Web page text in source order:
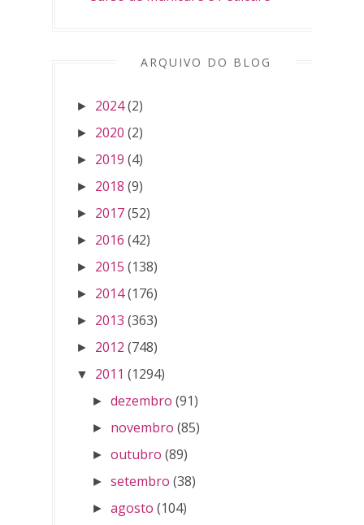
ARQUIVO DO BLOG
► 2024(2)
► 2020 (2)
► 2019 (4)
► 2018 (9)
► 2017(52)
► 2016 (42)
► 2015 (138)
► 2014(176)
► 2013 (363)
► 2012 (748)
▼ 2011 (1294)
►dezembro (91)
► novembro (85)
►outubro (89)
►setembro (38)
►agosto (104)